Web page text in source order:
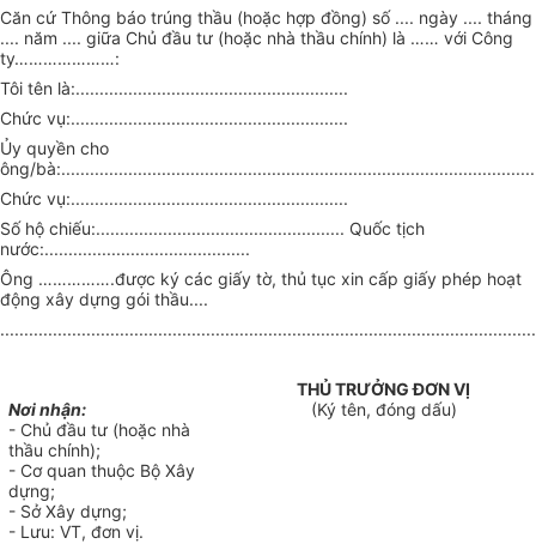
Căn cứ Thông báo trúng thầu (hoặc hợp đồng) số .... ngày .... tháng
.... năm .... giữa Chủ đầu tư (hoặc nhà thầu chính) là …… với Công
ty…………………:
Tôi tên là:.........................................................
Chức vụ:..........................................................
Ủy quyền cho
ông/bà:
Chức vụ:..........................................................
Số hộ chiếu:.................................................... Quốc tịch
nước:...........................................
Ông …………….được ký các giấy tờ, thủ tục xin cấp giấy phép hoạt
động xây dựng gói thầu....
Nơi nhận:
- Chủ đầu tư (hoặc nhà
thầu chính);
- Cơ quan thuộc Bộ Xây
dựng;
- Sở Xây dựng;
- Lưu: VT, đơn vị.
THỦ TRƯỞNG ĐƠN VỊ
(Ký tên, đóng dấu)